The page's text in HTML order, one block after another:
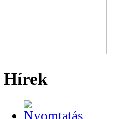
Hírek